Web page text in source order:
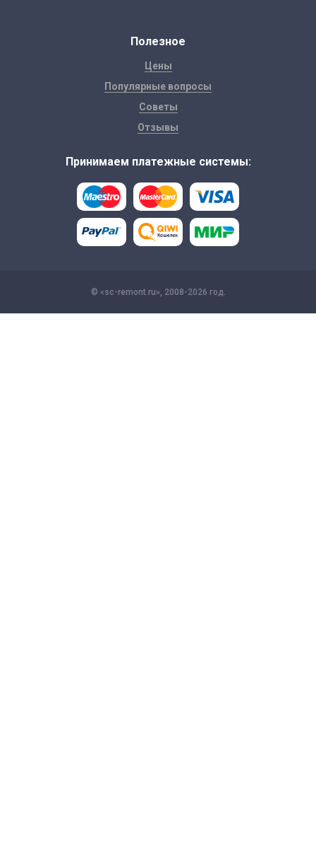
Полезное
Цены
Популярные вопросы
Советы
Отзывы
Принимаем платежные системы:
© «sc-remont.ru», 2008-2026 год.